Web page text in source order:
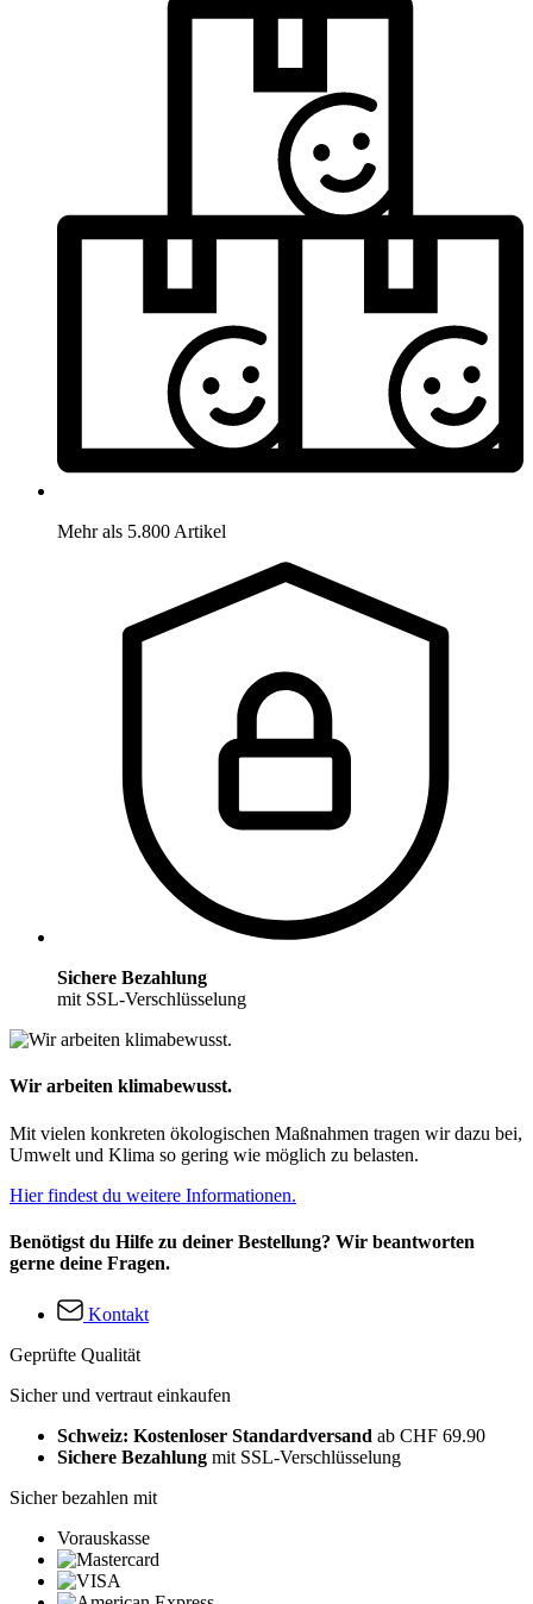
Mehr als 5.800 Artikel
Sichere Bezahlung
mit SSL-Verschlüsselung
Wir arbeiten klimabewusst.
Mit vielen konkreten ökologischen Maßnahmen tragen wir dazu bei,
Umwelt und Klima so gering wie möglich zu belasten.
Hier findest du weitere Informationen.
Benötigst du Hilfe zu deiner Bestellung? Wir beantworten
gerne deine Fragen.
Kontakt
Geprüfte Qualität
Sicher und vertraut einkaufen
Schweiz: Kostenloser Standardversand ab CHF 69.90
Sichere Bezahlung mit SSL-Verschlüsselung
Sicher bezahlen mit
Vorauskasse